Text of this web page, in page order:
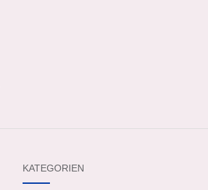
KATEGORIEN